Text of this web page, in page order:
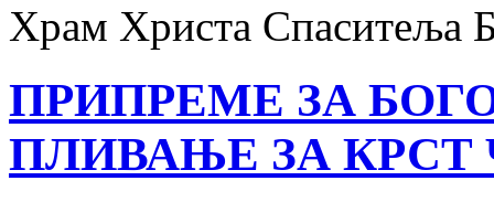
Храм Христа Спаситеља
ПРИПРЕМЕ ЗА
ПЛИВАЊЕ ЗА КРСТ